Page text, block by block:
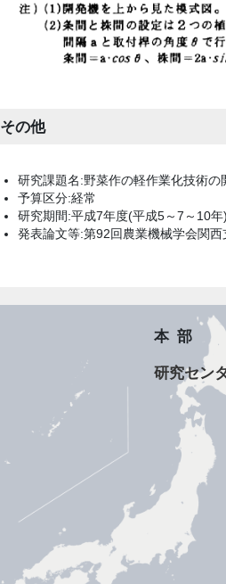
その他
研究課題名:野菜作の軽作業化技術の
予算区分:経常
研究期間:平成7年度(平成5～7～10年)
発表論文等:第92回農業機械学会関西
本部
研究セン